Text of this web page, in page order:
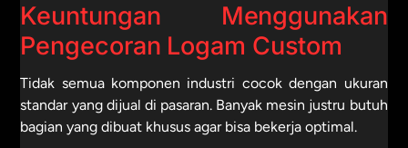
Keuntungan Menggunakan
Pengecoran Logam Custom
Tidak semua komponen industri cocok dengan ukuran
standar yang dijual di pasaran. Banyak mesin justru butuh
bagian yang dibuat khusus agar bisa bekerja optimal.